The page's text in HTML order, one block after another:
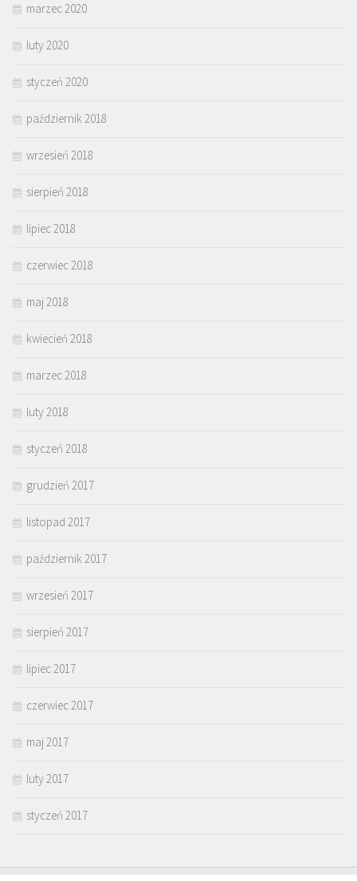
marzec 2020
luty 2020
styczeń 2020
październik 2018
wrzesień 2018
sierpień 2018
lipiec 2018
czerwiec 2018
maj 2018
kwiecień 2018
marzec 2018
luty 2018
styczeń 2018
grudzień 2017
listopad 2017
październik 2017
wrzesień 2017
sierpień 2017
lipiec 2017
czerwiec 2017
maj 2017
luty 2017
styczeń 2017